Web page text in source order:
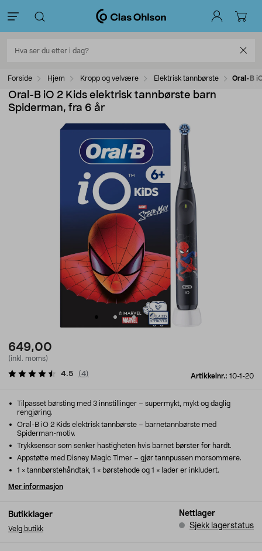
Forside Hjem Kropp og velvære Elektrisk tannbørste Oral-B
Oral-B iO 2 Kids elektrisk tannbørste barn
Spiderman, fra 6 år
649,00
(inkl. moms)
Artikkelnr.: 10-1-20
4.5 (4)
Butikklager
Velg butikk
Nettlager
Sjekk lagerstatus
Tilpasset børsting med 3 innstillinger – supermykt, mykt og daglig
rengjøring.
Oral-B iO 2 Kids elektrisk tannbørste – barnetannbørste med
Spiderman-motiv.
Trykksensor som senker hastigheten hvis barnet børster for hardt.
Appstøtte med Disney Magic Timer – gjør tannpussen morsommere.
1 × tannbørstehåndtak, 1 × børstehode og 1 × lader er inkludert.
Mer informasjon